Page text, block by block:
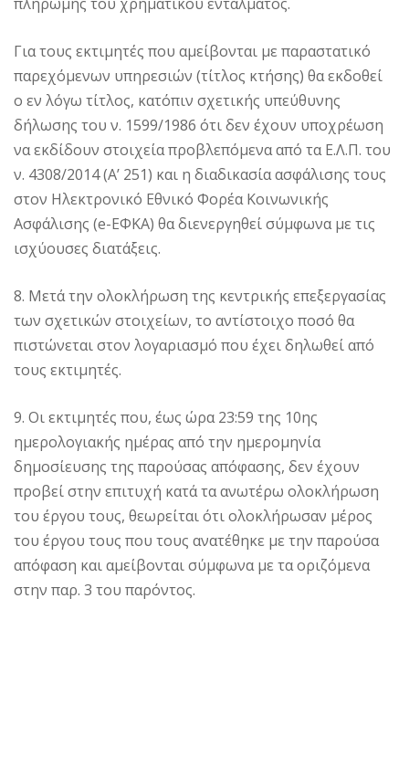
Για τους εκτιμητές που αμείβονται με παραστατικό
παρεχόμενων υπηρεσιών (τίτλος κτήσης) θα εκδοθεί
ο εν λόγω τίτλος, κατόπιν σχετικής υπεύθυνης
δήλωσης του ν. 1599/1986 ότι δεν έχουν υποχρέωση
να εκδίδουν στοιχεία προβλεπόμενα από τα Ε.Λ.Π. του
ν. 4308/2014 (Α’ 251) και η διαδικασία ασφάλισης τους
στον Ηλεκτρονικό Εθνικό Φορέα Κοινωνικής
Ασφάλισης (e-ΕΦΚΑ) θα διενεργηθεί σύμφωνα με τις
ισχύουσες διατάξεις.
8. Μετά την ολοκλήρωση της κεντρικής επεξεργασίας
των σχετικών στοιχείων, το αντίστοιχο ποσό θα
πιστώνεται στον λογαριασμό που έχει δηλωθεί από
τους εκτιμητές.
9. Οι εκτιμητές που, έως ώρα 23:59 της 10ης
ημερολογιακής ημέρας από την ημερομηνία
δημοσίευσης της παρούσας απόφασης, δεν έχουν
προβεί στην επιτυχή κατά τα ανωτέρω ολοκλήρωση
του έργου τους, θεωρείται ότι ολοκλήρωσαν μέρος
του έργου τους που τους ανατέθηκε με την παρούσα
απόφαση και αμείβονται σύμφωνα με τα οριζόμενα
στην παρ. 3 του παρόντος.